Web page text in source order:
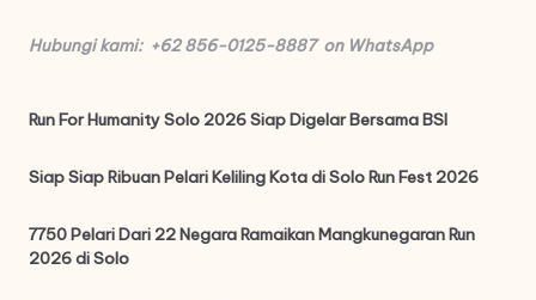
Hubungi kami: +62 856-0125-8887 on WhatsApp
Run For Humanity Solo 2026 Siap Digelar Bersama BSI
Siap Siap Ribuan Pelari Keliling Kota di Solo Run Fest 2026
7750 Pelari Dari 22 Negara Ramaikan Mangkunegaran Run
2026 di Solo